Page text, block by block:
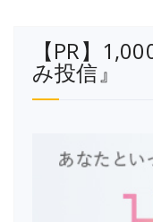
【PR】
み投信』